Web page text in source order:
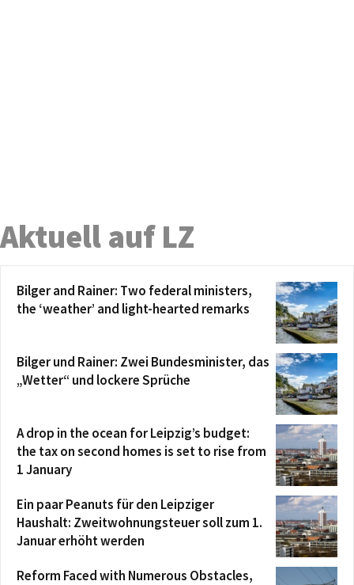
Aktuell auf LZ
Bilger and Rainer: Two federal ministers,
the ‘weather’ and light-hearted remarks
Bilger und Rainer: Zwei Bundesminister, das
„Wetter“ und lockere Sprüche
A drop in the ocean for Leipzig’s budget:
the tax on second homes is set to rise from
1 January
Ein paar Peanuts für den Leipziger
Haushalt: Zweitwohnungsteuer soll zum 1.
Januar erhöht werden
Reform Faced with Numerous Obstacles,